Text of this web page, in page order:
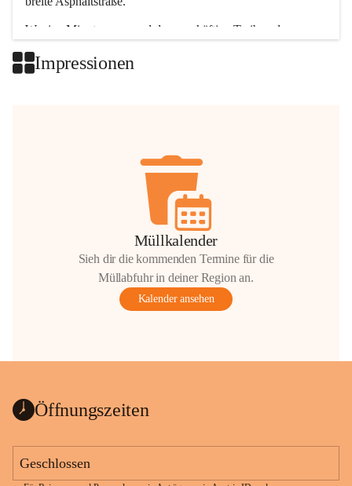
Wenige Minuten nur, und das geschäftige Treiben der
Impressionen
Müllkalender
Sieh dir die kommenden Termine für die
Müllabfuhr in deiner Region an.
Kalender ansehen
Öffnungszeiten
Geschlossen